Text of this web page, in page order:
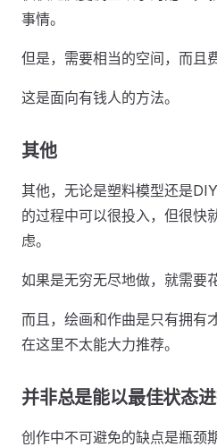
事情。
但是，需要相当的空间，而且
这是面向有钱人的方法。
其他
其他，无论是塑料模型还是
的过程中可以很投入，但很快
虑。
如果是无穷无尽地做，就需要
而且，绘画和作曲是只有拥有
在这里不太能大力推荐。
并非总是能以最佳状态
创作中不可避免的缺点是瓶颈期